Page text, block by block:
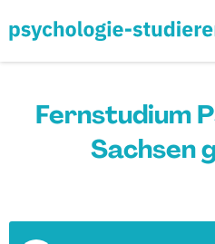
Fernstudium
Sachsen